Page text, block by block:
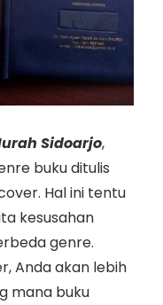
Sidoarjo,
buku ditulis
Hal ini tentu
kesusahan
genre.
Anda akan lebih
mana buku